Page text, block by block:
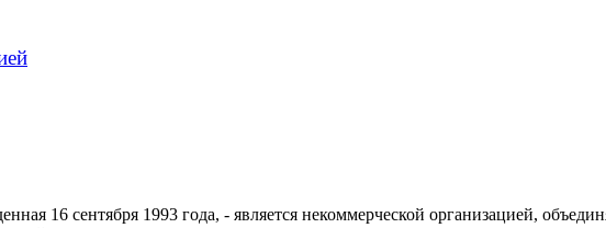
16 сентября 1993 года, - является некоммерческой организацией,